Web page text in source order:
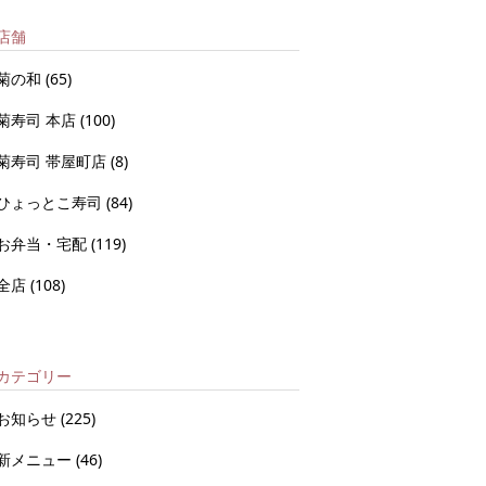
舗
の和 (65)
寿司 本店 (100)
寿司 帯屋町店 (8)
ょっとこ寿司 (84)
弁当・宅配 (119)
店 (108)
テゴリー
知らせ (225)
メニュー (46)